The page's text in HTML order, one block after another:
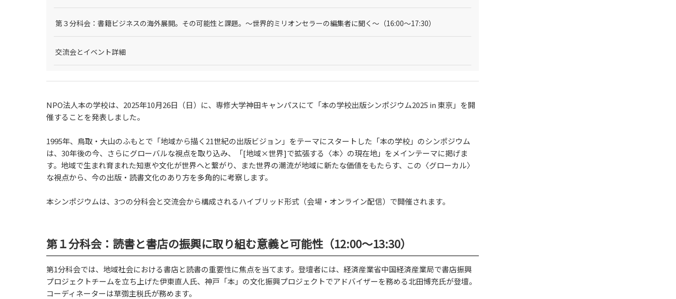
第３分科会：書籍ビジネスの海外展開。その可能性と課題。～世界的ミリオンセラーの編集者に聞く～（16:00～17:30）
交流会とイベント詳細
NPO法人本の学校は、2025年10月26日（日）に、専修大学神田キャンパスにて「本の学校出版シンポジウム2025 in 東京」を開
催することを発表しました。
1995年、鳥取・大山のふもとで「地域から描く21世紀の出版ビジョン」をテーマにスタートした「本の学校」のシンポジウム
は、30年後の今、さらにグローバルな視点を取り込み、「[地域×世界]で拡張する〈本〉の現在地」をメインテーマに掲げま
す。地域で生まれ育まれた知恵や文化が世界へと繋がり、また世界の潮流が地域に新たな価値をもたらす、この〈グローカル〉
な視点から、今の出版・読書文化のあり方を多角的に考察します。
本シンポジウムは、3つの分科会と交流会から構成されるハイブリッド形式（会場・オンライン配信）で開催されます。
第１分科会：読書と書店の振興に取り組む意義と可能性（12:00～13:30）
第1分科会では、地域社会における書店と読書の重要性に焦点を当てます。登壇者には、経済産業省中国経済産業局で書店振興
プロジェクトチームを立ち上げた伊東直人氏、神戸「本」の文化振興プロジェクトでアドバイザーを務める北田博充氏が登壇。
コーディネーターは草彅主税氏が務めます。